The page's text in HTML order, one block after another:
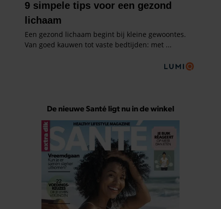
De nieuwe Santé ligt nu in de winkel